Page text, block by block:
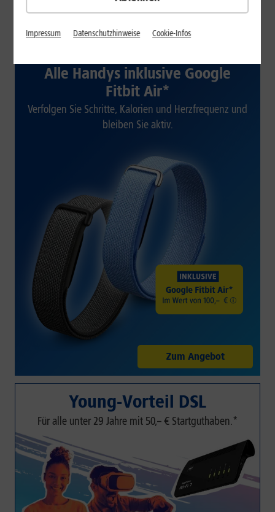
Verfügbarkeit prüfen
Alle Handys inklusive Google
Fitbit Air*
Verfolgen Sie Schritte, Kalorien und Herzfrequenz und
bleiben Sie aktiv.
Zum Angebot
Young-Vorteil DSL
Für alle unter 29 Jahre mit 50,– € Startguthaben.*
Impressum Datenschutzhinweise Cookie-Infos